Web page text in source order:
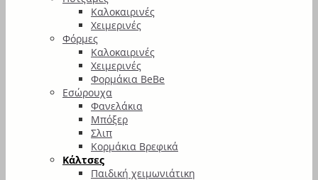
Καλοκαιρινές
Χειμερινές
Φόρμες
Καλοκαιρινές
Χειμερινές
Φορμάκια BeBe
Εσώρουχα
Φανελάκια
Μπόξερ
Σλιπ
Κορμάκια Βρεφικά
Κάλτσες
Παιδική χειμωνιάτικη